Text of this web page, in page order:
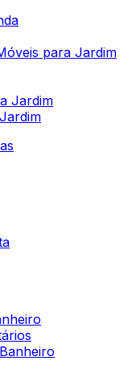
para Jardim
Jardim